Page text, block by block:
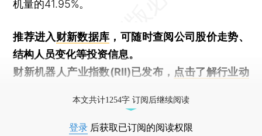
机量的41.95%。
推荐进入财新数据库 ，可随时查阅公司股价走势、
结构人员变化等投资信息。
财新机器人产业指数(RII)已发布， 点击了解行业动
本文共计1254字 订阅后继续阅读
登录 后获取已订阅的阅读权限